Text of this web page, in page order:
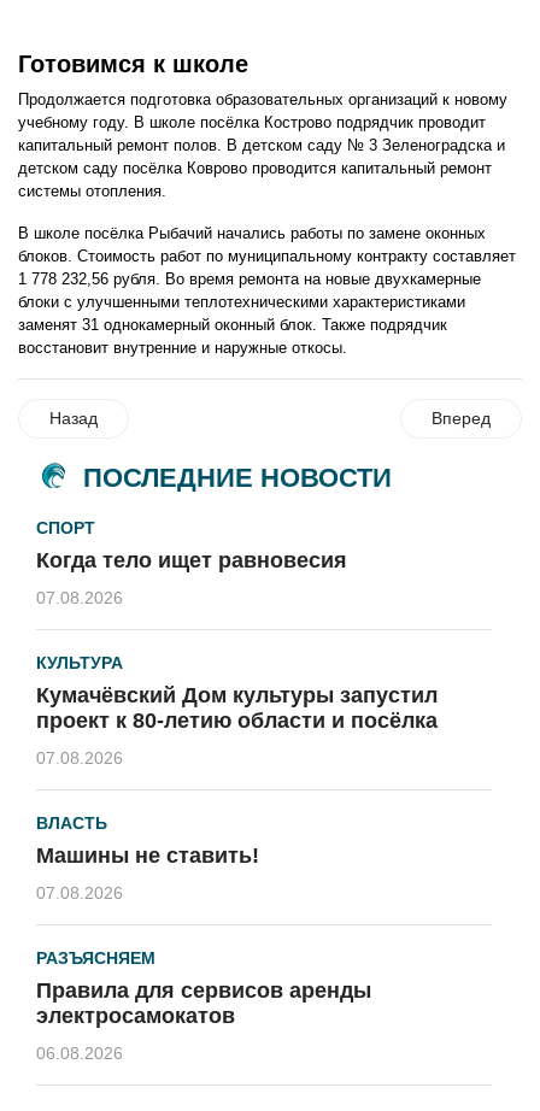
Готовимся к школе
Продолжается подготовка образовательных организаций к новому
учебному году. В школе посёлка Кострово подрядчик проводит
капитальный ремонт полов. В детском саду № 3 Зеленоградска и
детском саду посёлка Коврово проводится капитальный ремонт
системы отопления.
В школе посёлка Рыбачий начались работы по замене оконных
блоков. Стоимость работ по муниципальному контракту составляет
1 778 232,56 рубля. Во время ремонта на новые двухкамерные
блоки с улучшенными теплотехническими характеристиками
заменят 31 однокамерный оконный блок. Также подрядчик
восстановит внутренние и наружные откосы.
Назад Вперед
ПОСЛЕДНИЕ НОВОСТИ
СПОРТ
Когда тело ищет равновесия
07.08.2026
КУЛЬТУРА
Кумачёвский Дом культуры запустил
проект к 80-летию области и посёлка
07.08.2026
ВЛАСТЬ
Машины не ставить!
07.08.2026
РАЗЪЯСНЯЕМ
Правила для сервисов аренды
электросамокатов
06.08.2026